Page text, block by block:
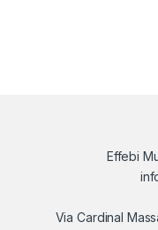
Effebi
Via Cardinal